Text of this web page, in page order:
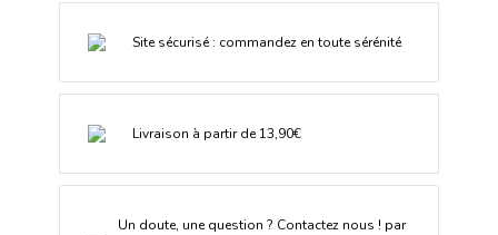
Site sécurisé : commandez en toute sérénité
Livraison à partir de 13,90€
Un doute, une question ? Contactez nous ! par